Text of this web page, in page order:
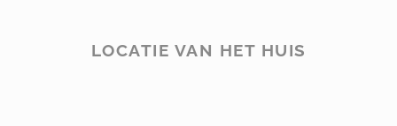
LOCATIE VAN HET HUIS